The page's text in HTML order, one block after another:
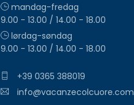
mandag-fredag
9.00 - 13.00 / 14.00 - 18.00
lørdag-søndag
9.00 - 13.00 / 14.00 - 18.00
+39 0365 388019
info@vacanzecolcuore.com